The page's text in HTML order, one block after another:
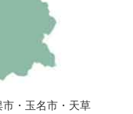
・玉名市・天草